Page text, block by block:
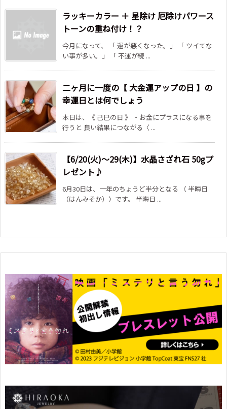
ラッキーカラー ＋ 星除け 厄除けパワース
トーンの重ね付け！？
今月になって、 「 運が悪くなった。」 「 ツイてな
い事が多い。」 「 不運が続 ...
二ヶ月に一度の【 大金運アップの日 】の
幸運日とは何でしょう
本日は、《 己巳の日 》 ・お金にプラスになる事を
行うと 良い結果につながる〈 ...
【6/20(火)～29(木)】水晶さざれ石 50gプ
レゼント♪
6月30日は、一年のちょうど半分となる 〈 半晦日
（はんみそか）〉です。 半晦日 ...